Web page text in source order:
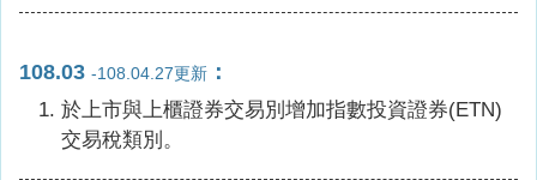
108.03 -108.04.27更新 ：
於上市與上櫃證券交易別增加指數投資證券(ETN)
交易稅類別。